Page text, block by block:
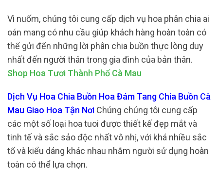
Vì nuốm, chúng tôi cung cấp dịch vụ hoa phân chia ai
oán mang có nhu cầu giúp khách hàng hoàn toàn có
thể gửi đến những lời phân chia buồn thực lòng duy
nhất đến người thân trong gia đình của bản thân.
Shop Hoa Tươi Thành Phố Cà Mau
Dịch Vụ Hoa Chia Buồn Hoa Đám Tang Chia Buồn Cà
Mau Giao Hoa Tận Nơi Chúng chúng tôi cung cấp
các một số loại hoa tuoi được thiết kế đẹp mắt và
tinh tế và sắc sảo độc nhất vô nhị, với khá nhiều sắc
tố và kiểu dáng khác nhau nhằm người sử dụng hoàn
toàn có thể lựa chọn.